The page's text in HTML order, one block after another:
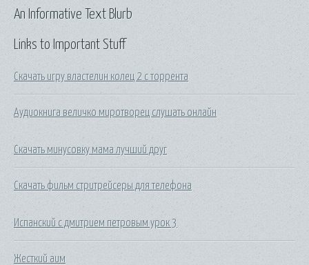
Links to Important Stuff
Скачать игру властелин колец 2 с торрента
Аудиокнига величко миротворец слушать онлайн
Скачать минусовку мама лучший друг
Скачать фильм стритрейсеры для телефона
Испанский с дмитрием петровым урок 3
Жесткий аим
An Informative Text Blurb